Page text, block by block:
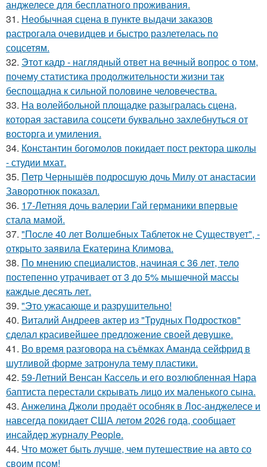
анджелесе для бесплатного проживания.
31. Необычная сцена в пункте выдачи заказов
растрогала очевидцев и быстро разлетелась по
соцсетям.
32. Этот кадр - наглядный ответ на вечный вопрос о том,
почему статистика продолжительности жизни так
беспощадна к сильной половине человечества.
33. На волейбольной площадке разыгралась сцена,
которая заставила соцсети буквально захлебнуться от
восторга и умиления.
34. Константин богомолов покидает пост ректора школы
- студии мхат.
35. Петр Чернышёв подросшую дочь Милу от анастасии
Заворотнюк показал.
36. 17-Летняя дочь валерии Гай германики впервые
стала мамой.
37. "После 40 лет Волшебных Таблеток не Существует", -
открыто заявила Екатерина Климова.
38. По мнению специалистов, начиная с 36 лет, тело
постепенно утрачивает от 3 до 5% мышечной массы
каждые десять лет.
39. "Это ужасающе и разрушительно!
40. Виталий Андреев актер из "Трудных Подростков"
сделал красивейшее предложение своей девушке.
41. Во время разговора на съёмках Аманда сейфрид в
шутливой форме затронула тему пластики.
42. 59-Летний Венсан Кассель и его возлюбленная Нара
баптиста перестали скрывать лицо их маленького сына.
43. Анжелина Джоли продаёт особняк в Лос-анджелесе и
навсегда покидает США летом 2026 года, сообщает
инсайдер журналу People.
44. Что может быть лучше, чем путешествие на авто со
своим псом!